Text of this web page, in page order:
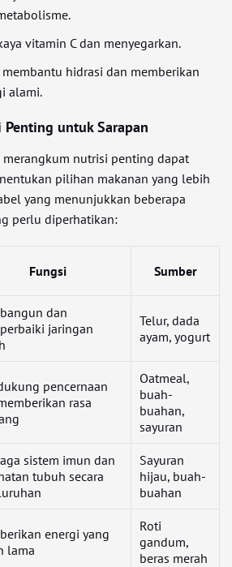
vitamin C dan menyegarkan.
hidrasi dan memberikan
alami.
untuk Sarapan
nutrisi penting dapat
pilihan makanan yang lebih
yang menunjukkan beberapa
perlu diperhatikan:
Fungsi Sumber
dan
jaringan
Telur, dada
ayam, yogurt
pencernaan
rasa
Oatmeal,
buah-
buahan,
sayuran
sistem imun dan
tubuh secara
Sayuran
hijau, buah-
buahan
energi yang
lama
Roti
gandum,
beras merah